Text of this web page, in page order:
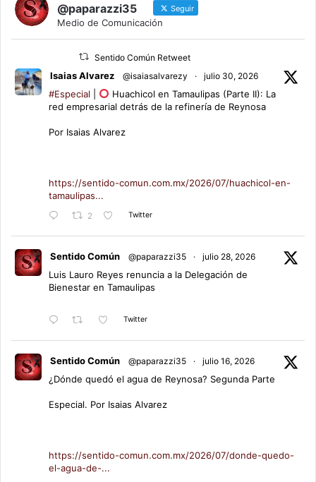
@paparazzi35 Seguir
Medio de Comunicación
Sentido Común Retweet
Isaias Alvarez @isaiasalvarezy · julio 30, 2026
#Especial
Huachicol en Tamaulipas (Parte II): La
red empresarial detrás de la refinería de Reynosa
Por Isaias Alvarez
https://sentido-comun.com.mx/2026/07/huachicol-en-
tamaulipas...
2 Twitter
Sentido Común @paparazzi35 · julio 28, 2026
Luis Lauro Reyes renuncia a la Delegación de
Bienestar en Tamaulipas
Twitter
Sentido Común @paparazzi35 · julio 16, 2026
¿Dónde quedó el agua de Reynosa? Segunda Parte
Especial. Por Isaias Alvarez
https://sentido-comun.com.mx/2026/07/donde-quedo-
el-agua-de-...